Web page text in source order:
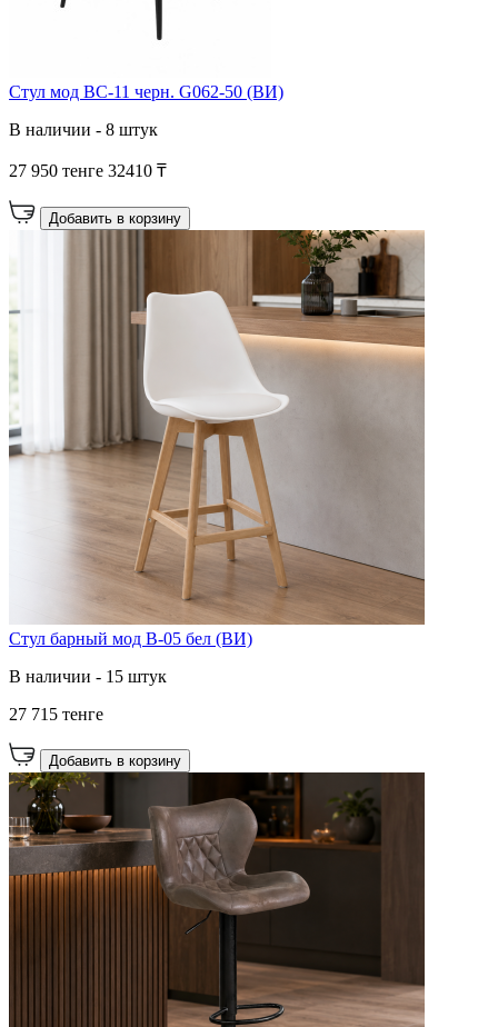
Cтул мод BC-11 черн. G062-50 (ВИ)
В наличии - 8 штук
27 950 тенге 32410 ₸
Добавить в корзину
Стул барный мод B-05 бел (ВИ)
В наличии - 15 штук
27 715 тенге
Добавить в корзину